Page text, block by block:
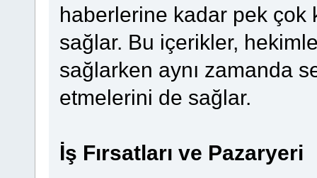
haberlerine kadar pek çok
sağlar. Bu içerikler,
sağlarken aynı zamanda
etmelerini de sağlar.
İş Fırsatları ve Pazaryeri